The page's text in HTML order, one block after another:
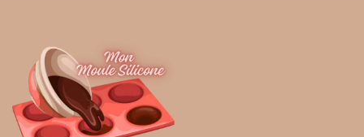
peuvent
être
choisies
sur